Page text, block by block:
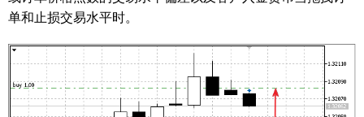
单和止损交易水平时。